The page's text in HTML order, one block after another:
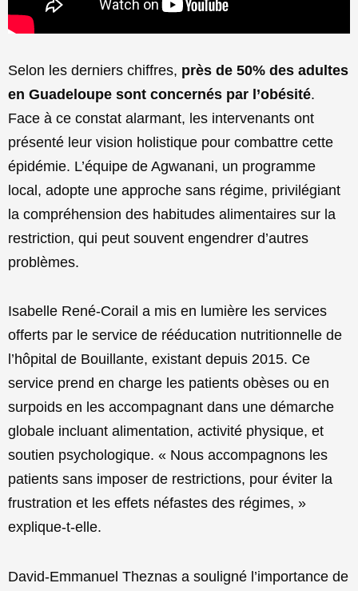
Selon les derniers chiffres, près de 50% des adultes
en Guadeloupe sont concernés par l’obésité.
Face à ce constat alarmant, les intervenants ont
présenté leur vision holistique pour combattre cette
épidémie. L’équipe de Agwanani, un programme
local, adopte une approche sans régime, privilégiant
la compréhension des habitudes alimentaires sur la
restriction, qui peut souvent engendrer d’autres
problèmes.
Isabelle René-Corail a mis en lumière les services
offerts par le service de rééducation nutritionnelle de
l’hôpital de Bouillante, existant depuis 2015. Ce
service prend en charge les patients obèses ou en
surpoids en les accompagnant dans une démarche
globale incluant alimentation, activité physique, et
soutien psychologique. « Nous accompagnons les
patients sans imposer de restrictions, pour éviter la
frustration et les effets néfastes des régimes, »
explique-t-elle.
David-Emmanuel Theznas a souligné l’importance de